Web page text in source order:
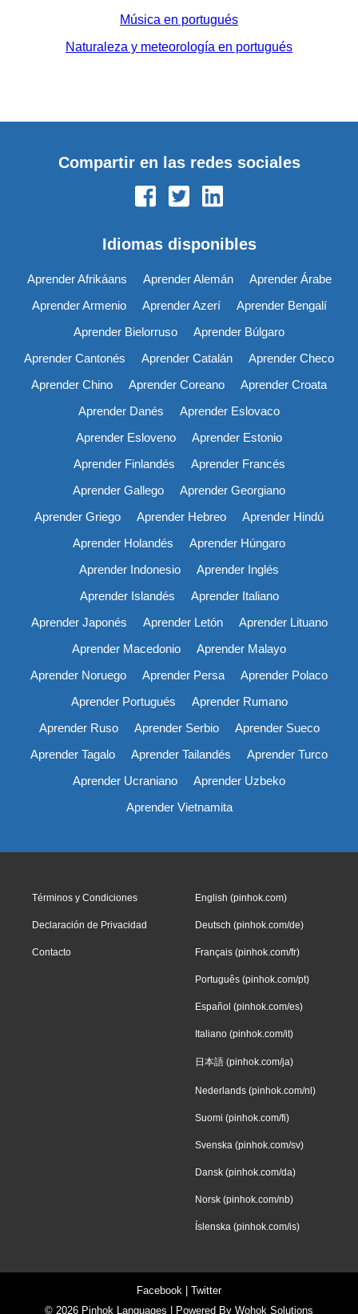
Música en portugués
Naturaleza y meteorología en portugués
Compartir en las redes sociales
Idiomas disponibles
Aprender Afrikáans Aprender Alemán
Aprender Árabe
Aprender Armenio
Aprender Azerí
Aprender Bengalí
Aprender Bielorruso
Aprender Búlgaro
Aprender Cantonés
Aprender Catalán
Aprender Checo
Aprender Chino
Aprender Coreano
Aprender Croata
Aprender Danés
Aprender Eslovaco
Aprender Esloveno
Aprender Estonio
Aprender Finlandés
Aprender Francés
Aprender Gallego
Aprender Georgiano
Aprender Griego
Aprender Hebreo
Aprender Hindú
Aprender Holandés
Aprender Húngaro
Aprender Indonesio
Aprender Inglés
Aprender Islandés
Aprender Italiano
Aprender Japonés
Aprender Letón
Aprender Lituano
Aprender Macedonio
Aprender Malayo
Aprender Noruego
Aprender Persa
Aprender Polaco
Aprender Portugués
Aprender Rumano
Aprender Ruso
Aprender Serbio
Aprender Sueco
Aprender Tagalo
Aprender Tailandés
Aprender Turco
Aprender Ucraniano
Aprender Uzbeko
Aprender Vietnamita
Términos y Condiciones
Declaración de Privacidad
Contacto
English (pinhok.com)
Deutsch (pinhok.com/de)
Français (pinhok.com/fr)
Português (pinhok.com/pt)
Español (pinhok.com/es)
Italiano (pinhok.com/it)
日本語 (pinhok.com/ja)
Nederlands (pinhok.com/nl)
Suomi (pinhok.com/fi)
Svenska (pinhok.com/sv)
Dansk (pinhok.com/da)
Norsk (pinhok.com/nb)
Íslenska (pinhok.com/is)
Facebook
Twitter
© 2026 Pinhok Languages | Powered By Wohok Solutions